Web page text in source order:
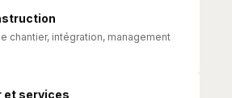
chantier, intégration, management
et services